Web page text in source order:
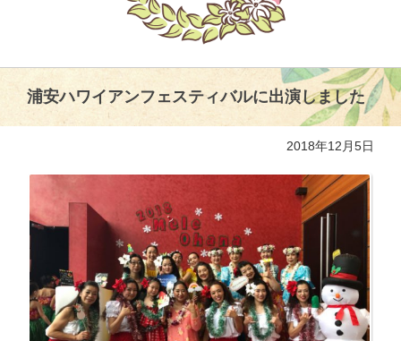
浦安ハワイアンフェスティバルに出演しました
2018年12月5日